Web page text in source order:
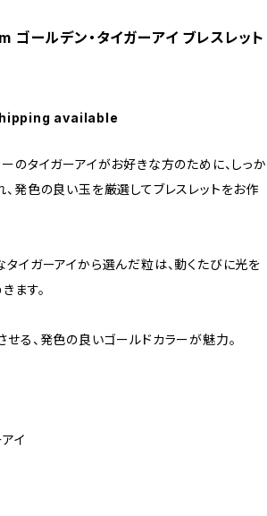
ゴールデン・タイガーアイ ブレスレット
available
のタイガーアイがお好きな方のために、しっか
発色の良い玉を厳選してブレスレットをお作
イガーアイから選んだ粒は、動くたびに光を
ます。
る、発色の良いゴールドカラーが魅力。
イ